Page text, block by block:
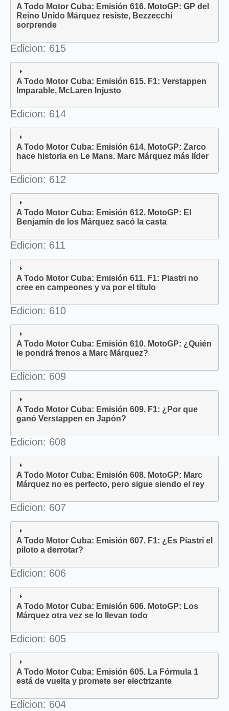
A Todo Motor Cuba: Emisión 616. MotoGP: GP del
Reino Unido Márquez resiste, Bezzecchi
sorprende
Edicion: 615
A Todo Motor Cuba: Emisión 615. F1: Verstappen
Imparable, McLaren Injusto
Edicion: 614
A Todo Motor Cuba: Emisión 614. MotoGP: Zarco
hace historia en Le Mans. Marc Márquez más líder
Edicion: 612
A Todo Motor Cuba: Emisión 612. MotoGP: El
Benjamín de los Márquez sacó la casta
Edicion: 611
A Todo Motor Cuba: Emisión 611. F1: Piastri no
cree en campeones y va por el título
Edicion: 610
A Todo Motor Cuba: Emisión 610. MotoGP: ¿Quién
le pondrá frenos a Marc Márquez?
Edicion: 609
A Todo Motor Cuba: Emisión 609. F1: ¿Por que
ganó Verstappen en Japón?
Edicion: 608
A Todo Motor Cuba: Emisión 608. MotoGP: Marc
Márquez no es perfecto, pero sigue siendo el rey
Edicion: 607
A Todo Motor Cuba: Emisión 607. F1: ¿Es Piastri el
piloto a derrotar?
Edicion: 606
A Todo Motor Cuba: Emisión 606. MotoGP: Los
Márquez otra vez se lo llevan todo
Edicion: 605
A Todo Motor Cuba: Emisión 605. La Fórmula 1
está de vuelta y promete ser electrizante
Edicion: 604